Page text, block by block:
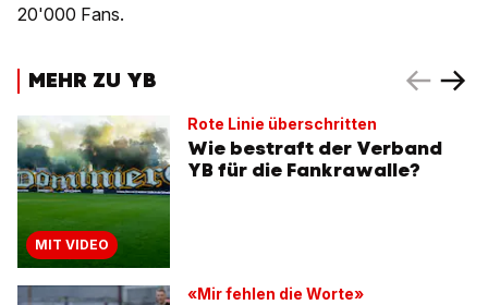
20'000 Fans.
MEHR ZU YB
MIT VIDEO
Rote Linie überschritten
Wie bestraft der Verband
YB für die Fankrawalle?
«Mir fehlen die Worte»